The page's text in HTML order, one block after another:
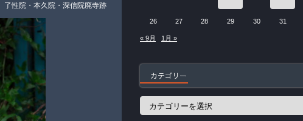
性院・本久院・深信院廃寺跡
26 27 28 29 30 31
« 9月 1月 »
カテゴリー
カ